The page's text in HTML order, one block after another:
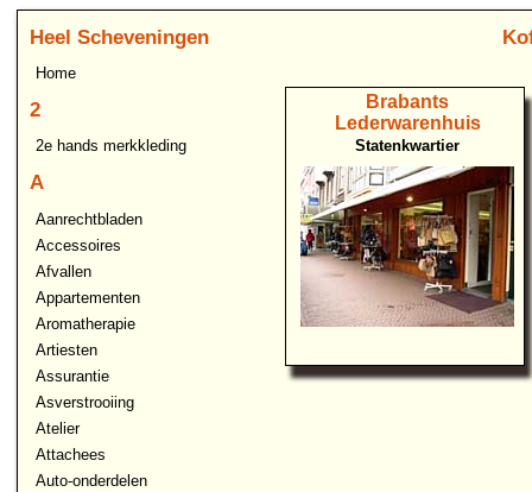
Heel Scheveningen
Home
2
2e hands merkkleding
A
Aanrechtbladen
Accessoires
Afvallen
Appartementen
Aromatherapie
Artiesten
Assurantie
Asverstrooiing
Atelier
Attachees
Auto-onderdelen
Brabants
Lederwarenhuis
Statenkwartier